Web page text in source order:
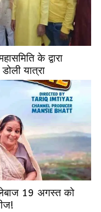
के द्वारा
यात्रा
19 अगस्त को